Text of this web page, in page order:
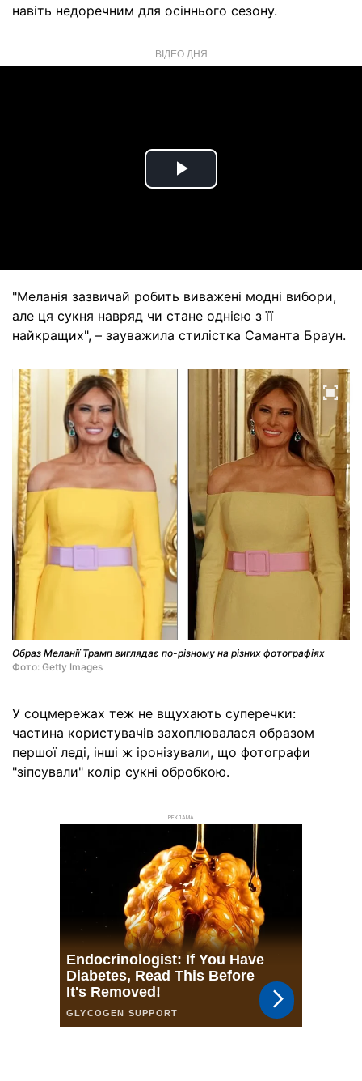
навіть недоречним для осіннього сезону.
ВІДЕО ДНЯ
Play
"Меланія зазвичай робить виважені модні вибори,
але ця сукня навряд чи стане однією з її
найкращих", – зауважила стилістка Саманта Браун.
Образ Меланії Трамп виглядає по-різному на різних фотографіях
Фото: Getty Images
У соцмережах теж не вщухають суперечки:
частина користувачів захоплювалася образом
першої леді, інші ж іронізували, що фотографи
"зіпсували" колір сукні обробкою.
РЕКЛАМА